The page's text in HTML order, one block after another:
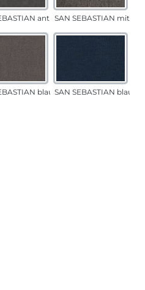
anthrazitSAN SEBASTIAN
blau-sand
SAN SEBASTIAN blau